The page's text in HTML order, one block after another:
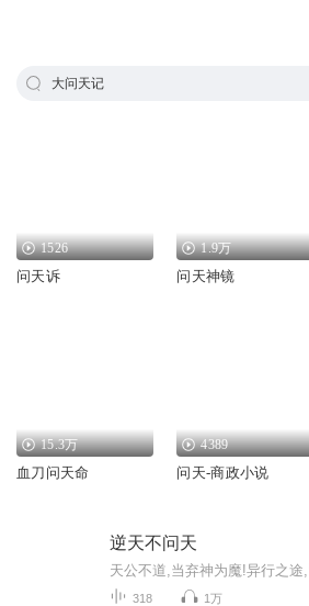
大问天记
1526
问天诉
1.9万
问天神镜
15.3万
血刀问天命
4389
问天-商政小说
逆天不问天
318 1万